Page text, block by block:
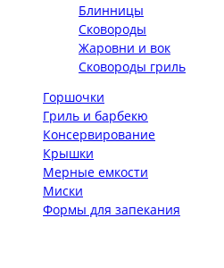
Блинницы
Сковороды
Жаровни и вок
Сковороды гриль
Горшочки
Гриль и барбекю
Консервирование
Крышки
Мерные емкости
Миски
Формы для запекания